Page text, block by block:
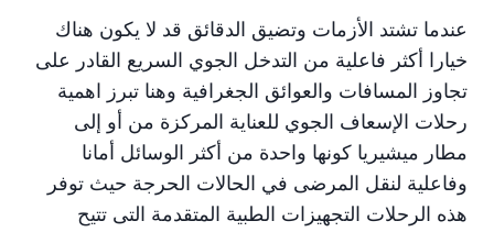
عندما تشتد الأزمات وتضيق الدقائق قد لا يكون هناك
خيارا أكثر فاعلية من التدخل الجوي السريع القادر على
تجاوز المسافات والعوائق الجغرافية وهنا تبرز اهمية
رحلات الإسعاف الجوي للعناية المركزة من أو إلى
مطار ميشيريا كونها واحدة من أكثر الوسائل أمانا
وفاعلية لنقل المرضى في الحالات الحرجة حيث توفر
هذه الرحلات التجهيزات الطبية المتقدمة التى تتيح